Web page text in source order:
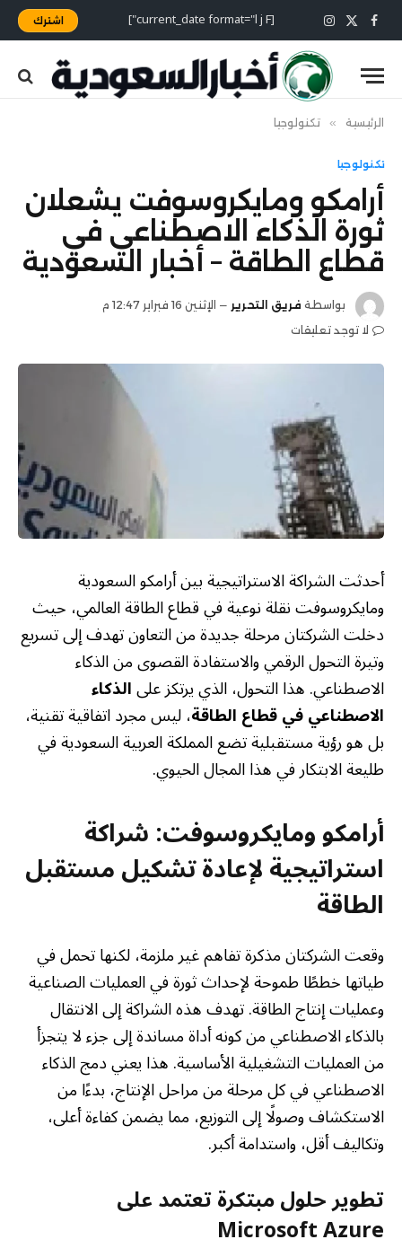
فيسبوك
X
(Twitter)
الانستغرام [current_date format="l j F"] اشترك
الرئيسية » تكنولوجيا
تكنولوجيا
أرامكو ومايكروسوفت يشعلان
ثورة الذكاء الاصطناعي في
قطاع الطاقة – أخبار السعودية
بواسطة فريق التحرير
الإثنين 16 فبراير 12:47 م
لا توجد تعليقات
أحدثت الشراكة الاستراتيجية بين أرامكو السعودية
ومايكروسوفت نقلة نوعية في قطاع الطاقة العالمي، حيث
دخلت الشركتان مرحلة جديدة من التعاون تهدف إلى تسريع
وتيرة التحول الرقمي والاستفادة القصوى من الذكاء
الاصطناعي. هذا التحول، الذي يرتكز علىالذكاء
الاصطناعي في قطاع الطاقة، ليس مجرد اتفاقية تقنية،
بل هو رؤية مستقبلية تضع المملكة العربية السعودية في
طليعة الابتكار في هذا المجال الحيوي.
أرامكو ومايكروسوفت: شراكة
استراتيجية لإعادة تشكيل مستقبل
الطاقة
وقعت الشركتان مذكرة تفاهم غير ملزمة، لكنها تحمل في
طياتها خططًا طموحة لإحداث ثورة في العمليات الصناعية
وعمليات إنتاج الطاقة. تهدف هذه الشراكة إلى الانتقال
بالذكاء الاصطناعي من كونه أداة مساندة إلى جزء لا يتجزأ
من العمليات التشغيلية الأساسية. هذا يعني دمج الذكاء
الاصطناعي في كل مرحلة من مراحل الإنتاج، بدءًا من
الاستكشاف وصولًا إلى التوزيع، مما يضمن كفاءة أعلى،
وتكاليف أقل، واستدامة أكبر.
تطوير حلول مبتكرة تعتمد على
Microsoft Azure